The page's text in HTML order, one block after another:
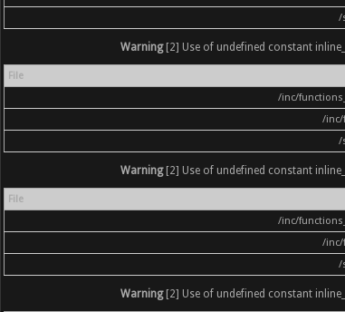
/
Warning[2] Use of undefined constant
File
/inc/
/inc/
/
Warning[2] Use of undefined constant
File
/inc/
/inc/
/
Warning[2] Use of undefined constant